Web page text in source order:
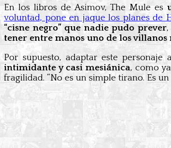
En los libros de Asimov, The Mule es
voluntad, pone en jaque los planes de
“cisne negro” que nadie pudo prever,
tener entre manos uno de los
Por supuesto, adaptar este
intimidante y casi mesiánica, como
fragilidad. “No es un simple tirano. Es